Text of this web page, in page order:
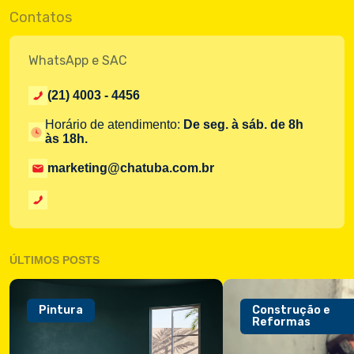
Contatos
WhatsApp e SAC
(21) 4003 - 4456
Horário de atendimento: De seg. à sáb. de 8h
às 18h.
marketing@chatuba.com.br
ÚLTIMOS POSTS
Pintura
Construção e
Reformas